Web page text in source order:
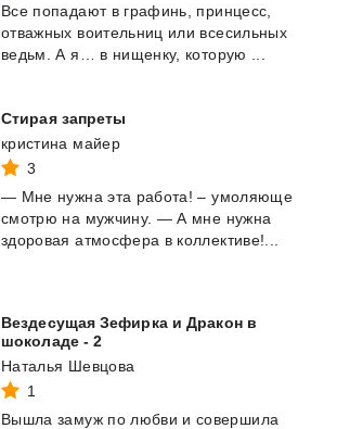
Все попадают в графинь,
принцесс,
отважных воительниц или всесильных
ведьм.
А я… в нищенку, которую
Стирая запреты
кристина майер
3
— Мне нужна эта работа! – умоляюще
смотрю на мужчину. — А мне нужна
здоровая атмосфера в коллективе!...
Вездесущая Зефирка и Дракон в
шоколаде - 2
Наталья Шевцова
1
Вышла замуж по любви и совершила